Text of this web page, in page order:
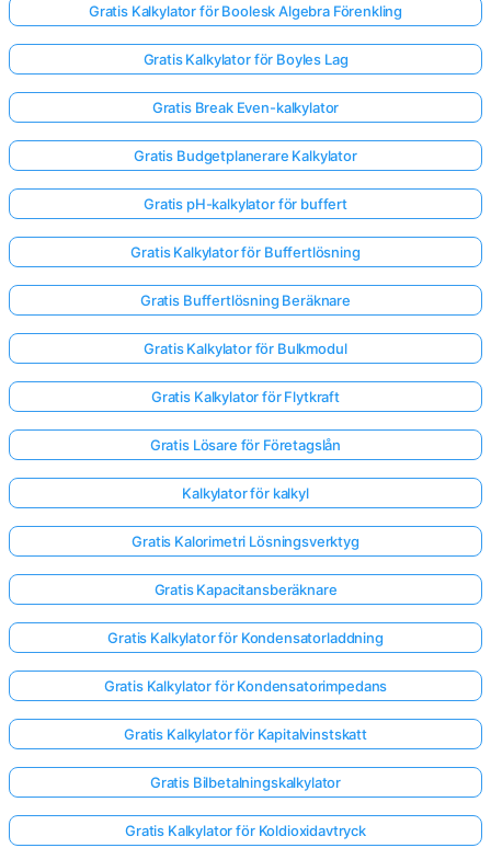
Gratis Kalkylator för Boolesk Algebra Förenkling
Gratis Kalkylator för Boyles Lag
Gratis Break Even-kalkylator
Gratis Budgetplanerare Kalkylator
Gratis pH-kalkylator för buffert
Gratis Kalkylator för Buffertlösning
Gratis Buffertlösning Beräknare
Gratis Kalkylator för Bulkmodul
Gratis Kalkylator för Flytkraft
Gratis Lösare för Företagslån
Kalkylator för kalkyl
Gratis Kalorimetri Lösningsverktyg
Gratis Kapacitansberäknare
Gratis Kalkylator för Kondensatorladdning
Gratis Kalkylator för Kondensatorimpedans
Gratis Kalkylator för Kapitalvinstskatt
Gratis Bilbetalningskalkylator
Gratis Kalkylator för Koldioxidavtryck